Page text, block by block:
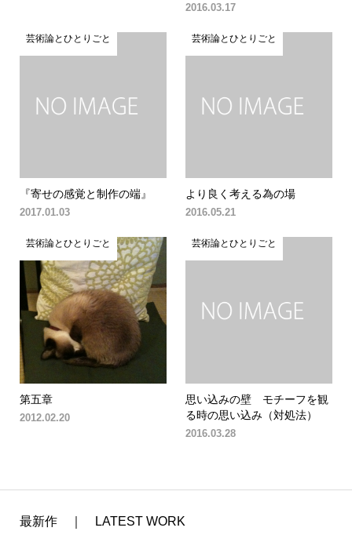
2016.03.17
芸術論とひとりごと
『寄せの感覚と制作の端』
2017.01.03
芸術論とひとりごと
より良く考える為の場
2016.05.21
芸術論とひとりごと
第五章
2012.02.20
芸術論とひとりごと
思い込みの壁 モチーフを観
る時の思い込み（対処法）
2016.03.28
最新作 ｜ LATEST WORK